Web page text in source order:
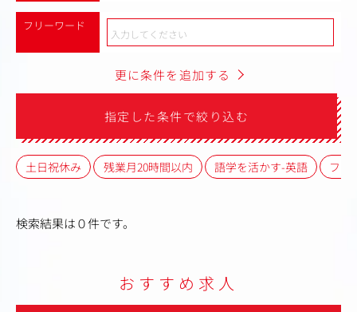
フリーワード
更に条件を追加する
指定した条件で絞り込む
土日祝休み 残業月20時間以内 語学を活かす-英語 フレ
検索結果は０件です。
おすすめ求人